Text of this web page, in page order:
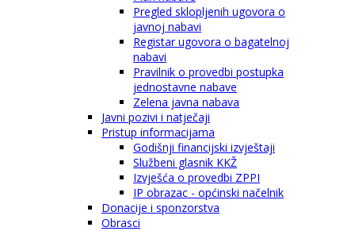
Pregled sklopljenih ugovora o
javnoj nabavi
Registar ugovora o bagatelnoj
nabavi
Pravilnik o provedbi postupka
jednostavne nabave
Zelena javna nabava
Javni pozivi i natječaji
Pristup informacijama
Godišnji financijski izvještaji
Službeni glasnik KKŽ
Izvješća o provedbi ZPPI
IP obrazac - općinski načelnik
Donacije i sponzorstva
Obrasci